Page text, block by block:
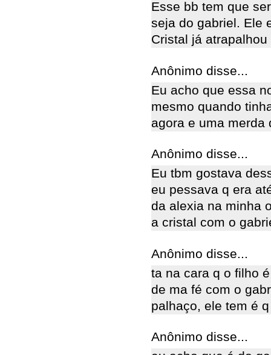
Esse bb tem que
seja do gabriel. Ele
Cristal já
Anônimo disse...
Eu acho que essa
mesmo quando
agora e uma merda
Anônimo disse...
Eu tbm gostava
eu pessava q era
da alexia na minha
a cristal com o
Anônimo disse...
ta na cara q o filho
de ma fé com o
palhaço, ele tem é
Anônimo disse...